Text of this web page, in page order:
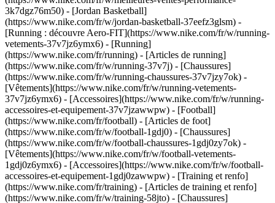
3k7dgz76m50) - [Jordan Basketball]
(https://www.nike.com/fr/w/jordan-basketball-37eefz3glsm) -
[Running : découvre Aero-FIT](https://www.nike.com/fr/w/running-
vetements-37v7jz6ymx6) - [Running]
(https://www.nike.com/fr/running) - [Articles de running]
(https://www.nike.com/fr/w/running-37v7j) - [Chaussures]
(https://www.nike.com/fr/w/running-chaussures-37v7jzy7ok) -
[Vêtements](https://www.nike.com/fr/w/running-vetements-
37v7jz6ymx6) - [Accessoires](https://www.nike.com/fr/w/running-
accessoires-et-equipement-37v7jzawwpw) - [Football]
(https://www.nike.com/fr/football) - [Articles de foot]
(https://www.nike.com/fr/w/football-1gdj0) - [Chaussures]
(https://www.nike.com/fr/w/football-chaussures-1gdj0zy7ok) -
[Vêtements](https://www.nike.com/fr/w/football-vetements-
1gdj0z6ymx6) - [Accessoires](https://www.nike.com/fr/w/football-
accessoires-et-equipement-1gdj0zawwpw) - [Training et renfo]
(https://www.nike.com/fr/training) - [Articles de training et renfo]
(https://www.nike.com/fr/w/training-58jto) - [Chaussures]